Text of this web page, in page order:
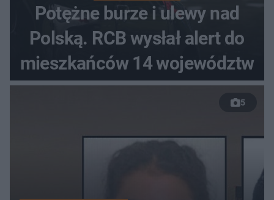
Potężne burze i ulewy nad
Polską. RCB wysłał alert do
mieszkańców 14 województw
5